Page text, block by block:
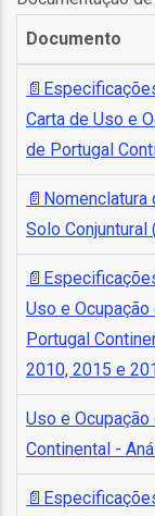
Documento
Carta de Uso e
de Portugal
Nomenclatura
Solo Conjuntural
Uso e
Portugal
2010, 2015 e
Uso e
Continental -